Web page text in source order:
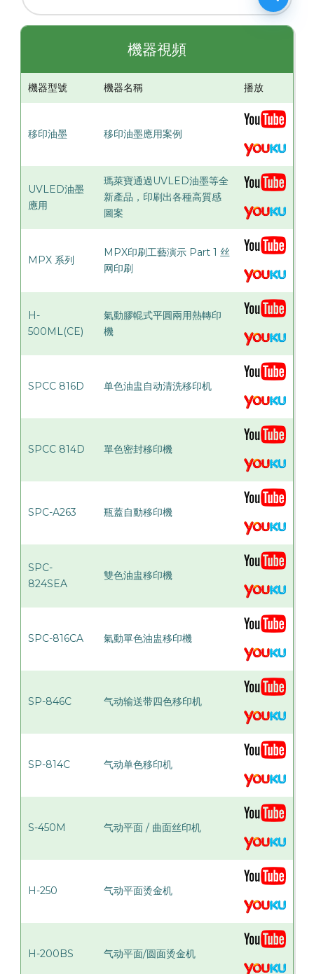
機器視頻
機器型號 機器名稱 播放
移印油墨 移印油墨應用案例
UVLED油墨
應用
瑪萊寶通過UVLED油墨等全
新產品，印刷出各種高質感
圖案
MPX 系列
MPX印刷工藝演示 Part 1 丝
网印刷
H-
500ML(CE)
氣動膠輥式平圓兩用熱轉印
機
SPCC 816D 单色油盅自动清洗移印机
SPCC 814D 單色密封移印機
SPC-A263 瓶蓋自動移印機
SPC-
824SEA
雙色油盅移印機
SPC-816CA 氣動單色油盅移印機
SP-846C 气动输送带四色移印机
SP-814C 气动单色移印机
S-450M 气动平面 / 曲面丝印机
H-250 气动平面烫金机
H-200BS 气动平面/圆面烫金机